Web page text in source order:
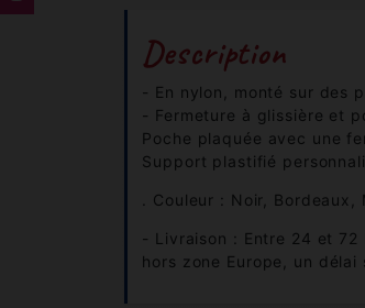
Description
- En nylon, monté sur des
- Fermeture à glissière et
Poche plaquée avec une
Support plastifié
. Couleur : Noir, Bordeaux,
- Livraison : Entre 24 et 72
hors zone Europe, un